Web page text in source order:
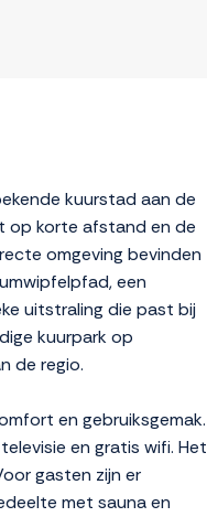
kuurstad aan de
op korte afstand en de
omgeving bevinden
een
uitstraling die past bij
kuurpark op
de regio.
en gebruiksgemak.
en gratis wifi. Het
gasten zijn er
met sauna en